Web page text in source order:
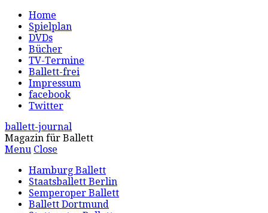
Home
Spielplan
DVDs
Bücher
TV-Termine
Ballett-frei
Impressum
facebook
Twitter
ballett-journal
Magazin für Ballett
Menu Close
Hamburg Ballett
Staatsballett Berlin
Semperoper Ballett
Ballett Dortmund